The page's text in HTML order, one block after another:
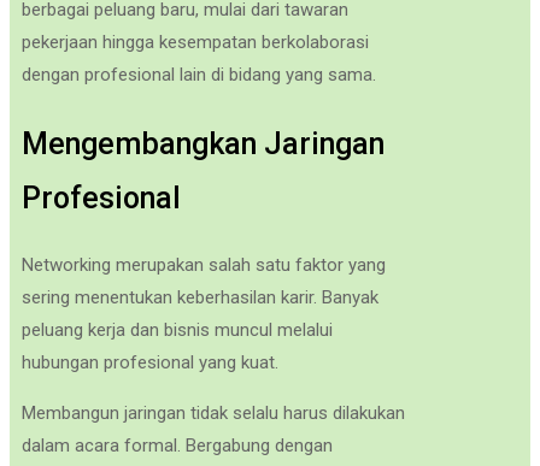
berbagai peluang baru, mulai dari tawaran
pekerjaan hingga kesempatan berkolaborasi
dengan profesional lain di bidang yang sama.
Mengembangkan Jaringan
Profesional
Networking merupakan salah satu faktor yang
sering menentukan keberhasilan karir. Banyak
peluang kerja dan bisnis muncul melalui
hubungan profesional yang kuat.
Membangun jaringan tidak selalu harus dilakukan
dalam acara formal. Bergabung dengan